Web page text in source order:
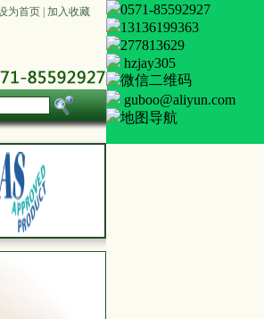
为首页| 加入收藏
0571-85592927
13136199363
277813629
hzjay305
guboo@aliyun.com
地图导航